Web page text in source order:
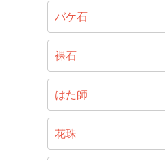
バケ石
裸石
はた師
花珠